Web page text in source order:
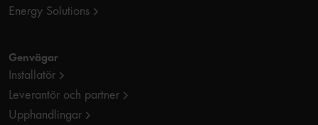
Energy Solutions
Genvägar
Installatör
Leverantör och partner
Upphandlingar